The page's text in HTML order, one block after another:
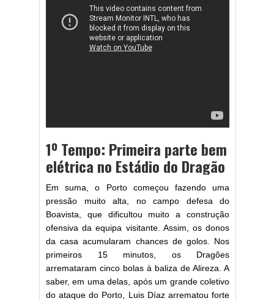
1º Tempo: Primeira parte bem
elétrica no Estádio do Dragão
Em suma, o Porto começou fazendo uma
pressão muito alta, no campo defesa do
Boavista, que dificultou muito a construção
ofensiva da equipa visitante. Assim, os donos
da casa acumularam chances de golos. Nos
primeiros 15 minutos, os Dragões
arremataram cinco bolas à baliza de Alireza. A
saber, em uma delas, após um grande coletivo
do ataque do Porto, Luis Díaz arrematou forte